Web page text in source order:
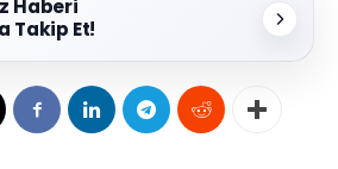
Haberi
Takip Et!